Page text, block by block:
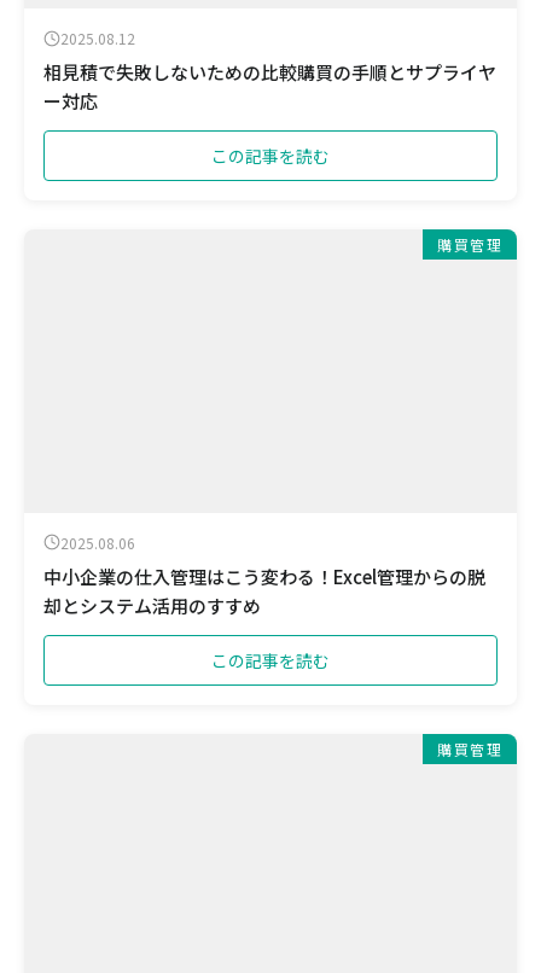
2025.08.12
相見積で失敗しないための比較購買の手順とサプライヤ
ー対応
この記事を読む
購買管理
2025.08.06
中小企業の仕入管理はこう変わる！Excel管理からの脱
却とシステム活用のすすめ
この記事を読む
購買管理